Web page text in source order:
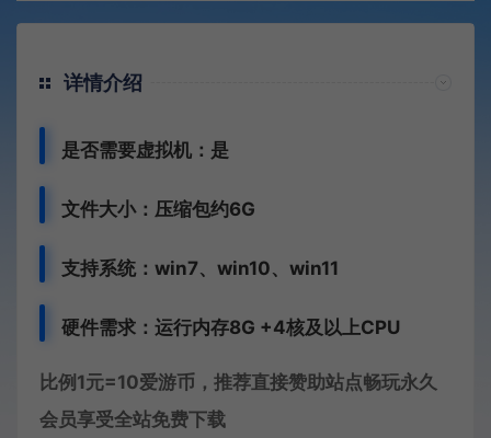
详情介绍
是否需要虚拟机：是
文件大小：压缩包约6G
支持系统：win7、win10、win11
硬件需求：运行内存8G +4核及以上CPU
比例1元=10爱游币，推荐直接赞助站点畅玩永久
会员享受全站免费下载